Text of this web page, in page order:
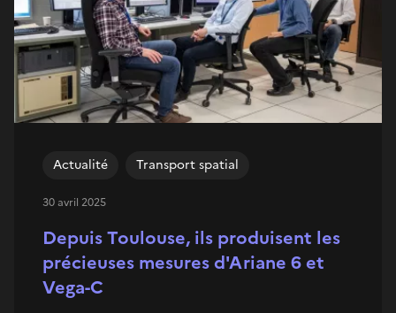
Depuis Toulouse, ils produisent les
précieuses mesures d'Ariane 6 et
Vega-C
Actualité Transport spatial
30 avril 2025